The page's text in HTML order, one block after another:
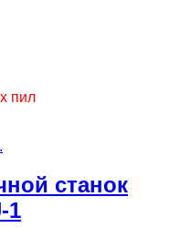
пил
станок
1